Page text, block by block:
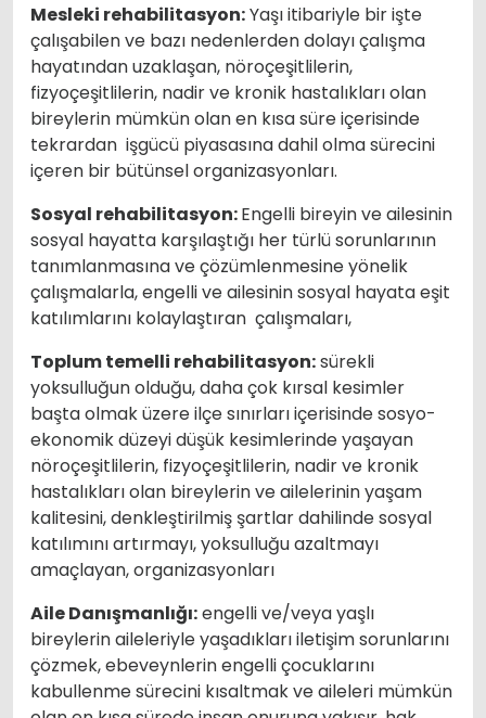
Mesleki rehabilitasyon:Yaşı itibariyle bir işte
çalışabilen ve bazı nedenlerden dolayı çalışma
hayatından uzaklaşan, nöroçeşitlilerin,
fizyoçeşitlilerin, nadir ve kronik hastalıkları olan
bireylerin mümkün olan en kısa süre içerisinde
tekrardan işgücü piyasasına dahil olma sürecini
içeren bir bütünsel organizasyonları.
Sosyal rehabilitasyon:Engelli bireyin ve ailesinin
sosyal hayatta karşılaştığı her türlü sorunlarının
tanımlanmasına ve çözümlenmesine yönelik
çalışmalarla, engelli ve ailesinin sosyal hayata eşit
katılımlarını kolaylaştıran çalışmaları,
Toplum temelli rehabilitasyon:sürekli
yoksulluğun olduğu, daha çok kırsal kesimler
başta olmak üzere ilçe sınırları içerisinde sosyo-
ekonomik düzeyi düşük kesimlerinde yaşayan
nöroçeşitlilerin, fizyoçeşitlilerin, nadir ve kronik
hastalıkları olan bireylerin ve ailelerinin yaşam
kalitesini, denkleştirilmiş şartlar dahilinde sosyal
katılımını artırmayı, yoksulluğu azaltmayı
amaçlayan, organizasyonları
Aile Danışmanlığı:engelli ve/veya yaşlı
bireylerin aileleriyle yaşadıkları iletişim sorunlarını
çözmek, ebeveynlerin engelli çocuklarını
kabullenme sürecini kısaltmak ve aileleri mümkün